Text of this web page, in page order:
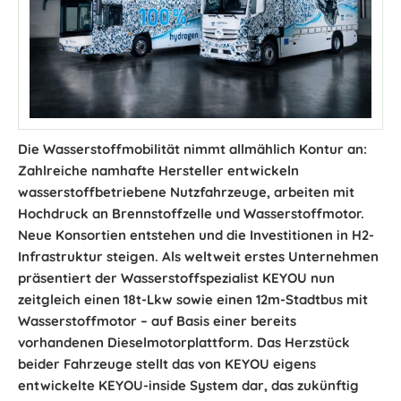
Die Wasserstoffmobilität nimmt allmählich Kontur an:
Zahlreiche namhafte Hersteller entwickeln
wasserstoffbetriebene Nutzfahrzeuge, arbeiten mit
Hochdruck an Brennstoffzelle und Wasserstoffmotor.
Neue Konsortien entstehen und die Investitionen in H2-
Infrastruktur steigen. Als weltweit erstes Unternehmen
präsentiert der Wasserstoffspezialist KEYOU nun
zeitgleich einen 18t-Lkw sowie einen 12m-Stadtbus mit
Wasserstoffmotor – auf Basis einer bereits
vorhandenen Dieselmotorplattform. Das Herzstück
beider Fahrzeuge stellt das von KEYOU eigens
entwickelte KEYOU-inside System dar, das zukünftig